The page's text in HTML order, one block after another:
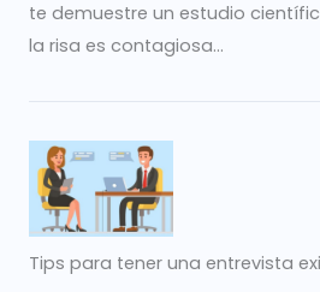
te demuestre un estudio
la risa es contagiosa…
Tips para tener una entrevista